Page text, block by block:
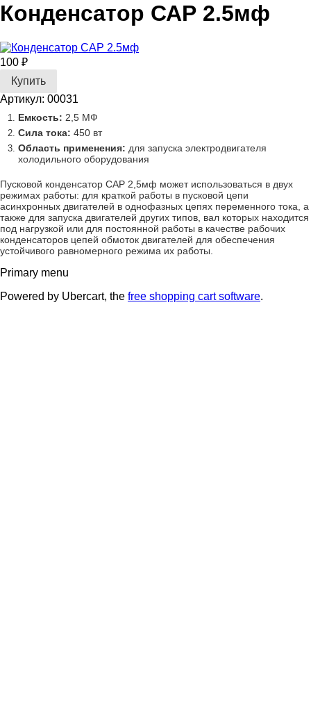
Конденсатор САР 2.5мф
100 ₽
Артикул: 00031
Емкость: 2,5 МФ
Сила тока: 450 вт
Область применения: для запуска электродвигателя
холодильного оборудования
Пусковой конденсатор САР 2,5мф может использоваться в двух
режимах работы: для краткой работы в пусковой цепи
асинхронных двигателей в однофазных цепях переменного тока, а
также для запуска двигателей других типов, вал которых находится
под нагрузкой или для постоянной работы в качестве рабочих
конденсаторов цепей обмоток двигателей для обеспечения
устойчивого равномерного режима их работы.
Primary menu
Powered by Ubercart, the free shopping cart software.